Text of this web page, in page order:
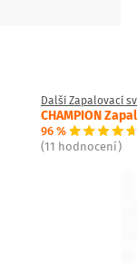
Další Zapalovací
CHAMPION
96 %
(11 hodnocení)